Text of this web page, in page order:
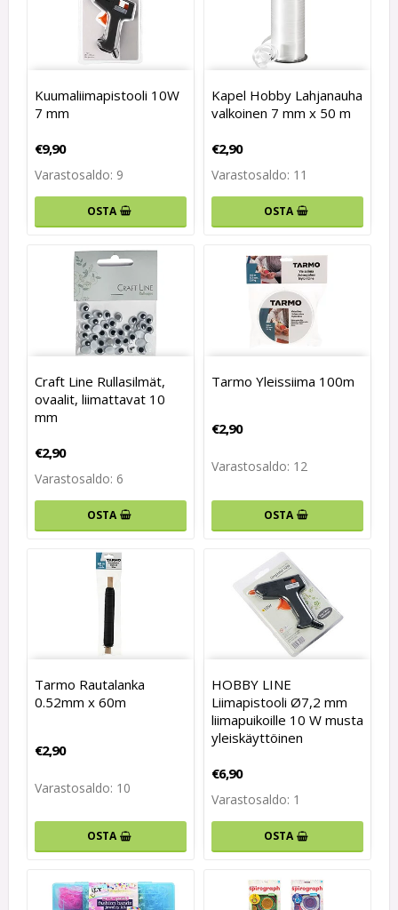
Kuumaliimapistooli 10W
7 mm
€9,90
Varastosaldo: 9
OSTA
Kapel Hobby Lahjanauha
valkoinen 7 mm x 50 m
€2,90
Varastosaldo: 11
OSTA
Craft Line Rullasilmät,
ovaalit, liimattavat 10
mm
€2,90
Varastosaldo: 6
OSTA
Tarmo Yleissiima 100m
€2,90
Varastosaldo: 12
OSTA
Tarmo Rautalanka
0.52mm x 60m
€2,90
Varastosaldo: 10
OSTA
HOBBY LINE
Liimapistooli Ø7,2 mm
liimapuikoille 10 W musta
yleiskäyttöinen
€6,90
Varastosaldo: 1
OSTA